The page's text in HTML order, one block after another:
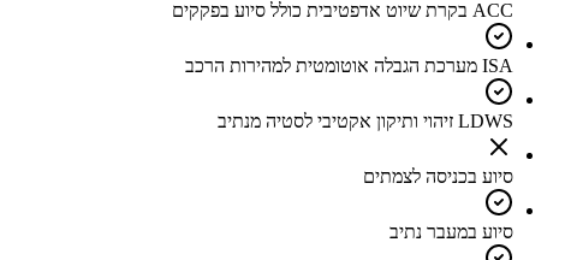
ACC בקרת שיוט אדפטיבית כולל סיוע בפקקים
ISA מערכת הגבלה אוטומטית למהירות הרכב
LDWS זיהוי ותיקון אקטיבי לסטיה מנתיב
סיוע בכניסה לצמתים
סיוע במעבר נתיב